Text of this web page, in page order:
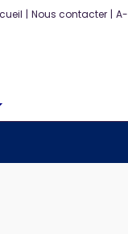
| Nous contacter | A-